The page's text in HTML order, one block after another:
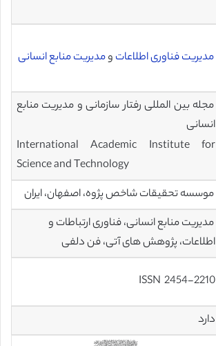
مدیریت فناوری اطلاعات ومدیریت منابع انسانی
مجله بین المللی رفتار سازمانی و مدیریت منابع
انسانی
International Academic Institute for
Science and Technology
موسسه تحقیقات شاخص پژوه، اصفهان، ایران
مدیریت منابع انسانی، فناوری ارتباطات و
اطلاعات، پژوهش های آتی، فن دلفی
ISSN 2454-2210
دارد